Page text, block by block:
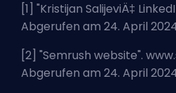
[1] "Kristijan SalijeviÄ‡
Abgerufen am 24. April
[2] "Semrush website".
Abgerufen am 24. April